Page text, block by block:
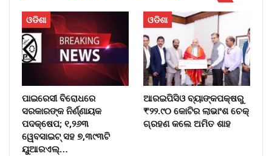
ଓଡିଶା
ପାଇରେସୀ ବିରୋଧରେ
ସରକାରଙ୍କ ନିର୍ଣ୍ଣାୟକ
ପଦକ୍ଷେପ; ୧,୨୬୩
ୱେବସାଇଟ୍ ସହ ୭,୩୯୩ଟି
ୟୁଆରଏଲ୍…
ଓଡିଶା
ଆରଇପିସିଓ ବ୍ୟାଙ୍କପକ୍ଷରୁ
₹୨୨.୯୦ କୋଟିର ଲାଭାଂଶ ଚେକ୍
ଗ୍ରହଣ କଲେ ଅମିତ ଶାହ